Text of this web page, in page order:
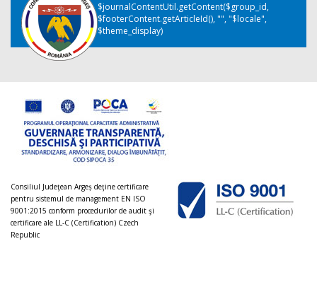
$journalContentUtil.getContent($group_id,
$footerContent.getArticleId(), "", "$locale",
$theme_display)
Consiliul Judeţean Argeș deţine certificare
pentru sistemul de management EN ISO
9001:2015 conform procedurilor de audit şi
certificare ale LL-C (Certification) Czech
Republic